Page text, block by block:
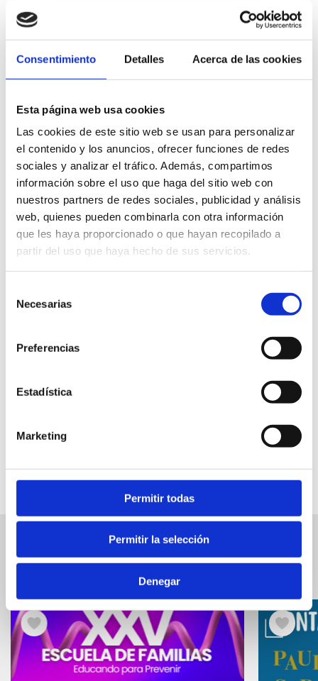
Consentimiento Detalles Acerca de las cookies
Esta página web usa cookies
Las cookies de este sitio web se usan para personalizar
el contenido y los anuncios, ofrecer funciones de redes
sociales y analizar el tráfico. Además, compartimos
información sobre el uso que haga del sitio web con
nuestros partners de redes sociales, publicidad y análisis
web, quienes pueden combinarla con otra información
que les haya proporcionado o que hayan recopilado a
partir del uso que haya hecho de sus servicios.
Necesarias
Preferencias
Estadística
Marketing
Permitir todas
Permitir la selección
Denegar
FAVORITOS
C/ Calderón, 4
Teatro Auditorio
966426165
cultura@ayto-denia.es
Veranstaltungsortes
Ereignisse in Verbindung
Ver